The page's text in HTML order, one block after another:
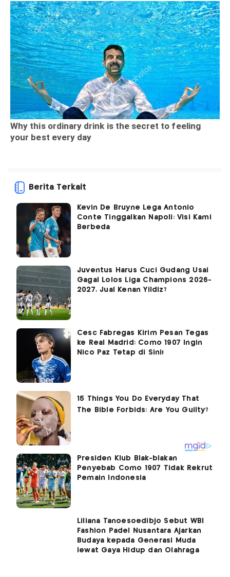
Berita Terkait
Kevin De Bruyne Lega Antonio
Conte Tinggalkan Napoli: Visi Kami
Berbeda
Juventus Harus Cuci Gudang Usai
Gagal Lolos Liga Champions 2026-
2027, Jual Kenan Yildiz?
Cesc Fabregas Kirim Pesan Tegas
ke Real Madrid: Como 1907 Ingin
Nico Paz Tetap di Sini!
Presiden Klub Blak-blakan
Penyebab Como 1907 Tidak Rekrut
Pemain Indonesia
Liliana Tanoesoedibjo Sebut WBI
Fashion Padel Nusantara Ajarkan
Budaya kepada Generasi Muda
lewat Gaya Hidup dan Olahraga